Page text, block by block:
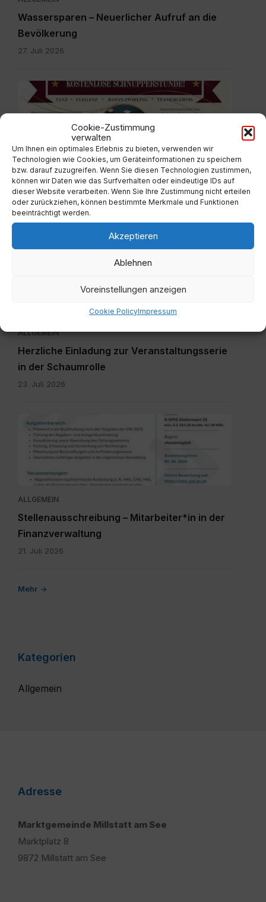
Cookie-Zustimmung
verwalten
Um Ihnen ein optimales Erlebnis zu bieten, verwenden wir
Technologien wie Cookies, um Geräteinformationen zu speichern
bzw. darauf zuzugreifen. Wenn Sie diesen Technologien zustimmen,
können wir Daten wie das Surfverhalten oder eindeutige IDs auf
dieser Website verarbeiten. Wenn Sie Ihre Zustimmung nicht erteilen
oder zurückziehen, können bestimmte Merkmale und Funktionen
beeinträchtigt werden.
Akzeptieren
Ablehnen
Voreinstellungen anzeigen
Cookie PolicyImpressum
Wassersparen – Neuerlicher Aufruf an die
Bevölkerung
27. Juli 2026
plakát
pdf.pdf
ALLGEMEIN
Neue Majoretten Gruppe – kostenlose
Schnupperstunde
27. Juli 2026
ALLGEMEIN
Herzliche Einladung zur Veranstaltungsserie
in der Schaumrolle
23. Juli 2026
Millstatt
MA
(1).pdf
ALLGEMEIN
Stellenausschreibung – Mitarbeiter*in in der
Finanzverwaltung
21. Juli 2026
Mehr
Kategorien
Allgemein
Adresse
Marktgemeinde Millstatt am See
Marktplatz 8
9872 Millstatt am See